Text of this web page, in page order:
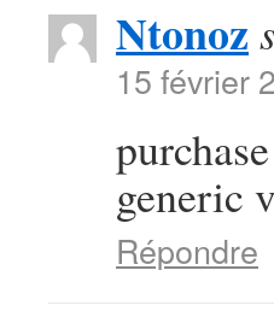
Ntonoz
15 février
generic
Répondre